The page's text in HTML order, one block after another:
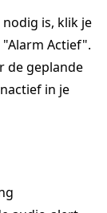
is, klik je
Actief".
de geplande
in je